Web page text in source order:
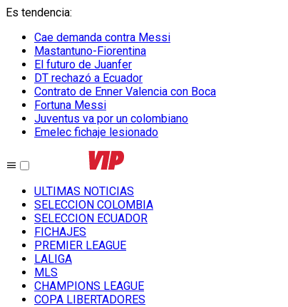
Es tendencia:
Cae demanda contra Messi
Mastantuno-Fiorentina
El futuro de Juanfer
DT rechazó a Ecuador
Contrato de Enner Valencia con Boca
Fortuna Messi
Juventus va por un colombiano
Emelec fichaje lesionado
ULTIMAS NOTICIAS
SELECCION COLOMBIA
SELECCION ECUADOR
FICHAJES
PREMIER LEAGUE
LALIGA
MLS
CHAMPIONS LEAGUE
COPA LIBERTADORES